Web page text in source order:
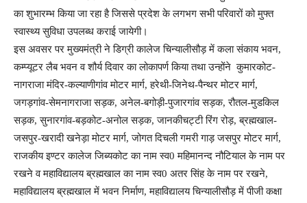
का शुभारम्भ किया जा रहा है जिससे प्रदेश के लगभग सभी परिवारों को मुफ्त
स्वास्थ्य सुविधा उपलब्ध कराई जायेगी।
इस अवसर पर मुख्यमंत्री ने डिग्री कालेज चिन्यालीसौड़ में कला संकाय भवन,
कम्प्यूटर लैब भवन व शौर्य दिवार का लोकापर्ण किया तथा उन्होंने कुमारकोट-
नागराजा मंदिर-कल्याणीगांव मोटर मार्ग, हरेथी-जिनेथ-पैन्थर मोटर मार्ग,
जगड़गांव-सेमनागराजा सड़क, अनेल-बगोड़ी-पुजारगांव सड़क, रौतल-मुडकिल
सड़क, सुनारगांव-बड़कोट-अनोल सड़क, जानकीचट्टी रिंग रोड़, ब्रह्मखाल-
जसपुर-खरादी खनेड़ा मोटर मार्ग, जोगत दिचली गमरी गाड़ जसपुर मोटर मार्ग,
राजकीय इण्टर कालेज जिब्यकोट का नाम स्व0 महिमानन्द नौटियाल के नाम पर
रखने व महाविद्यालय ब्रह्मखाल का नाम स्व0 अतर सिंह के नाम पर रखने,
महाविद्यालय ब्रह्मखाल में भवन निर्माण, महाविद्यालय चिन्यालीसौड़ में पीजी कक्षा